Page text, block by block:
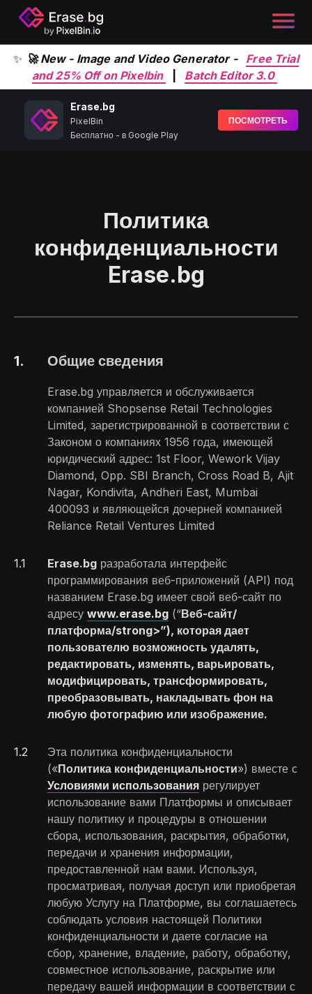
✨ 🚀 New - Image and Video Generator - Free Trial
and 25% Off on Pixelbin
Batch Editor 3.0
Erase.bg
PixelBin
Бесплатно - в Google Play
ПОСМОТРЕТЬ
Политика
конфиденциальности
Erase.bg
1. Общие сведения
Erase.bg управляется и обслуживается
компанией Shopsense Retail Technologies
Limited, зарегистрированной в соответствии с
Законом о компаниях 1956 года, имеющей
юридический адрес: 1st Floor, Wework Vijay
Diamond, Opp. SBI Branch, Cross Road B, Ajit
Nagar, Kondivita, Andheri East, Mumbai
400093 и являющейся дочерней компанией
Reliance Retail Ventures Limited
1.1 Erase.bg разработала интерфейс
программирования веб-приложений (API) под
названием Erase.bg имеет свой веб-сайт по
адресу www.erase.bg (“Веб-сайт/
платформа/strong>”), которая дает
пользователю возможность удалять,
редактировать, изменять, варьировать,
модифицировать, трансформировать,
преобразовывать, накладывать фон на
любую фотографию или изображение.
1.2
Эта политика конфиденциальности
(«Политика конфиденциальности») вместе с
Условиями использования регулирует
использование вами Платформы и описывает
нашу политику и процедуры в отношении
сбора, использования, раскрытия, обработки,
передачи и хранения информации,
предоставленной нам вами. Используя,
просматривая, получая доступ или приобретая
любую Услугу на Платформе, вы соглашаетесь
соблюдать условия настоящей Политики
конфиденциальности и даете согласие на
сбор, хранение, владение, работу, обработку,
совместное использование, раскрытие или
передачу вашей информации в соответствии с